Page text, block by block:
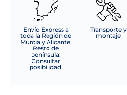
Envío Express a
toda la Región de
Murcia y Alicante.
Resto de
península:
Consultar
posibilidad.
Transporte y
montaje